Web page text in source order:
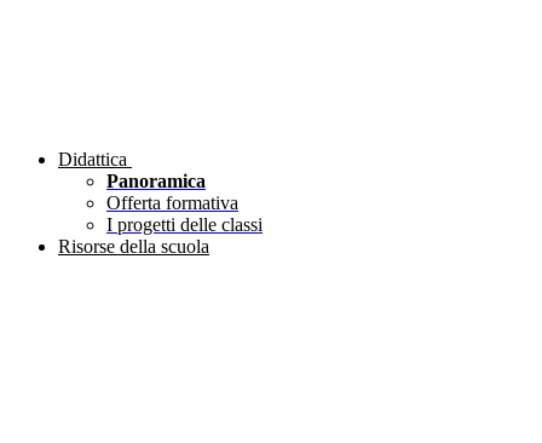
Didattica
Panoramica
Offerta formativa
I progetti delle classi
Risorse della scuola